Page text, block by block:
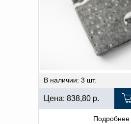
В наличии: 3 шт.
Цена: 838,80 р.
Подробнее